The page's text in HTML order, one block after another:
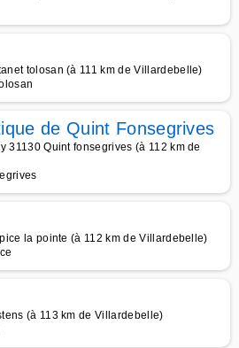
tolosan (à 111 km de Villardebelle)
de Quint Fonsegrives
31130 Quint fonsegrives (à 112 km de
la pointe (à 112 km de Villardebelle)
(à 113 km de Villardebelle)